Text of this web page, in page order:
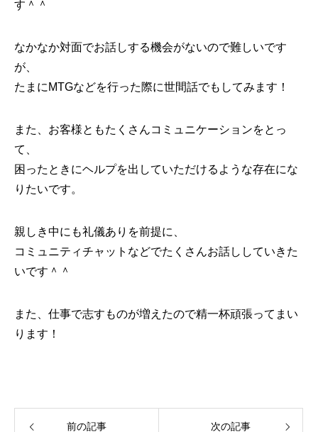
す＾＾
なかなか対面でお話しする機会がないので難しいです
が、
たまにMTGなどを行った際に世間話でもしてみます！
また、お客様ともたくさんコミュニケーションをとっ
て、
困ったときにヘルプを出していただけるような存在にな
りたいです。
親しき中にも礼儀ありを前提に、
コミュニティチャットなどでたくさんお話ししていきた
いです＾＾
また、仕事で志すものが増えたので精一杯頑張ってまい
ります！
前の記事 次の記事